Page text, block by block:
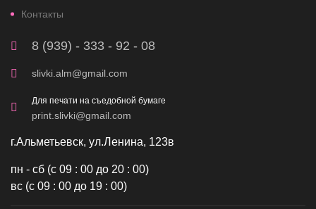
Контакты
8 (939) - 333 - 92 - 08
slivki.alm@gmail.com
Для печати на съедобной бумаге
print.slivki@gmail.com
г.Альметьевск, ул.Ленина, 123в
пн - сб (с 09 : 00 до 20 : 00)
вс (с 09 : 00 до 19 : 00)